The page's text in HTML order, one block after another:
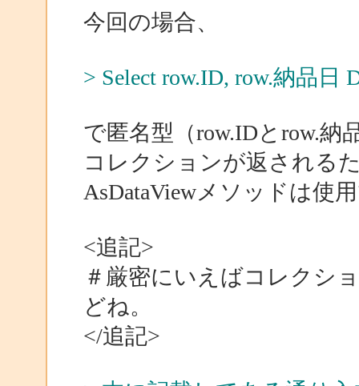
今回の場合、
> Select row.ID, row.納品日
で匿名型（row.IDとrow.
コレクションが返される
AsDataViewメソッドは使
<追記>
＃厳密にいえばコレクシ
どね。
</追記>